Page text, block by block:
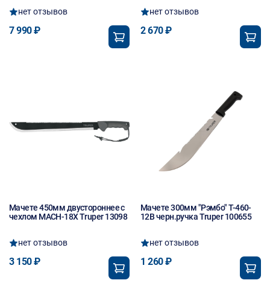
нет отзывов
7 990 ₽
нет отзывов
2 670 ₽
Мачете 450мм двустороннее с
чехлом MACH-18X Truper 13098
нет отзывов
3 150 ₽
Мачете 300мм "Рэмбо" T-460-
12B черн.ручка Truper 100655
нет отзывов
1 260 ₽